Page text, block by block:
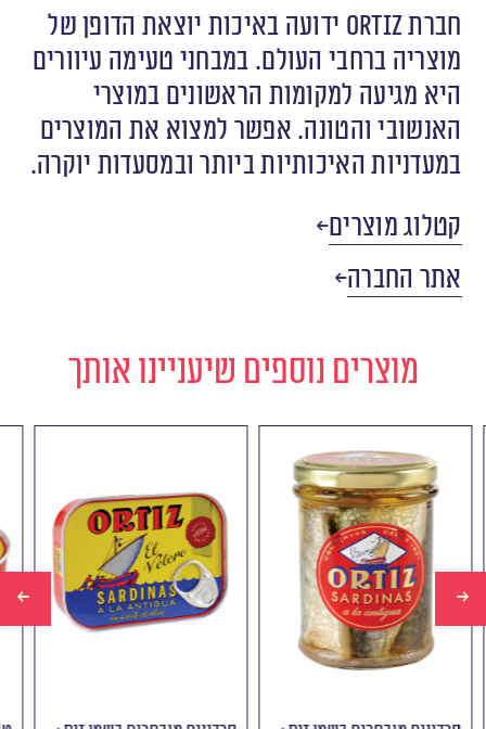
חברתOrtiz ידועה באיכות יוצאת הדופן של
מוצריה ברחבי העולם. במבחני טעימה עיוורים
היא מגיעה למקומות הראשונים במוצרי
האנשובי והטונה. אפשר למצוא את המוצרים
במעדניות האיכותיות ביותר ובמסעדות יוקרה.
קטלוג מוצרים
אתר החברה
מוצרים נוספים שיעניינו אותך